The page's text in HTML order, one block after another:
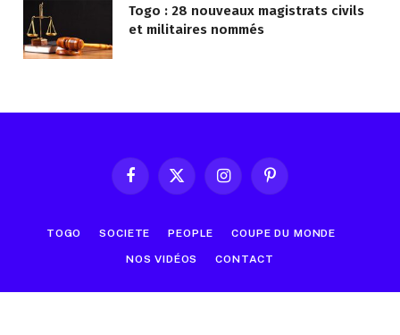
Togo : 28 nouveaux magistrats civils
et militaires nommés
FacebookX
InstagramPinterest
TOGO SOCIETE PEOPLE COUPE DU MONDE
NOS VIDÉOS CONTACT